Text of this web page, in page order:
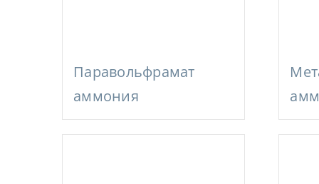
Паравольфрамат
аммония